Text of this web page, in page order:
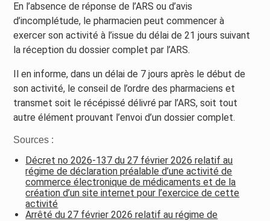
En l’absence de réponse de l’ARS ou d’avis
d’incomplétude, le pharmacien peut commencer à
exercer son activité à l’issue du délai de 21 jours suivant
la réception du dossier complet par l’ARS.
Il en informe, dans un délai de 7 jours après le début de
son activité, le conseil de l’ordre des pharmaciens et
transmet soit le récépissé délivré par l’ARS, soit tout
autre élément prouvant l’envoi d’un dossier complet.
Sources :
Décret no 2026-137 du 27 février 2026 relatif au
régime de déclaration préalable d’une activité de
commerce électronique de médicaments et de la
création d’un site internet pour l’exercice de cette
activité
Arrêté du 27 février 2026 relatif au régime de